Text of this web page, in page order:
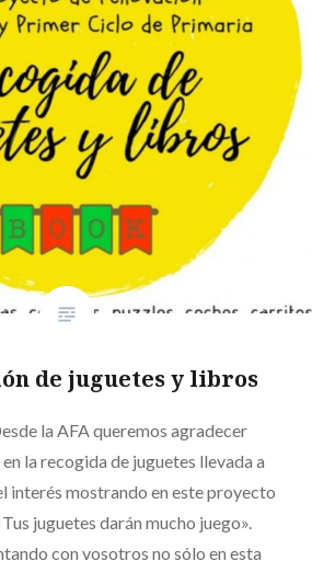
de juguetes y libros
la AFA queremos agradecer
la recogida de juguetes llevada a
interés mostrando en este proyecto
juguetes darán mucho juego».
con vosotros no sólo en esta